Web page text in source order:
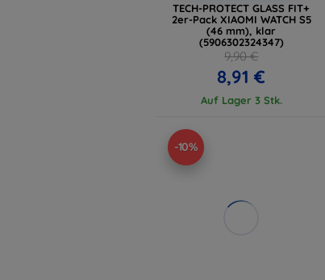
TECH-PROTECT GLASS FIT+
2er-Pack XIAOMI WATCH S5
(46 mm), klar
(5906302324347)
9,90 €
8,91 €
Auf Lager 3 Stk.
-10%